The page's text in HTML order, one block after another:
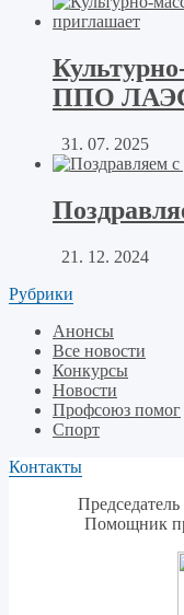
ППО ЛАЭС
31. 07. 2025
21. 12. 2024
Рубрики
Анонсы
Все новости
Конкурсы
Новости
Профсоюз помог
Спорт
Контакты
Помощник